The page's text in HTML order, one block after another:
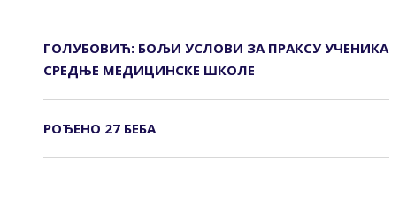
ГОЛУБОВИЋ: БОЉИ УСЛОВИ ЗА ПРАКСУ УЧЕНИКА
СРЕДЊЕ МЕДИЦИНСКЕ ШКОЛЕ
РОЂЕНО 27 БЕБА